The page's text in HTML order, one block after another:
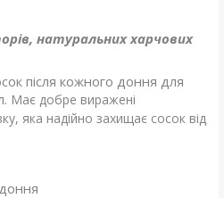
натуральних харчових
після кожного доння для
Має добре виражені
яка надійно захищає сосок від